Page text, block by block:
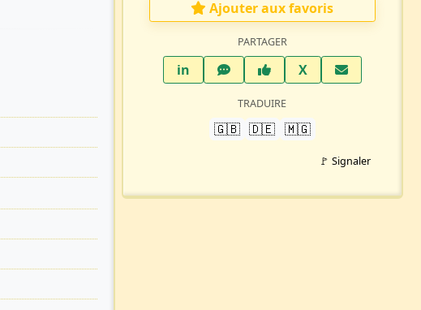
Ajouter aux favoris
PARTAGER
inLinkedInWhatsAppFacebook
XTwitter X
TRADUIRE
🇬🇧 🇩🇪 🇲🇬
🚩 Signaler